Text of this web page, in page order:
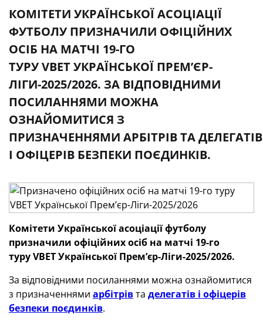
КОМІТЕТИ УКРАЇНСЬКОЇ АСОЦІАЦІЇ
ФУТБОЛУ ПРИЗНАЧИЛИ ОФІЦІЙНИХ
ОСІБ НА МАТЧІ 19-ГО
ТУРУ VBET УКРАЇНСЬКОЇ ПРЕМʼЄР-
ЛІГИ-2025/2026. ЗА ВІДПОВІДНИМИ
ПОСИЛАННЯМИ МОЖНА
ОЗНАЙОМИТИСЯ З
ПРИЗНАЧЕННЯМИ АРБІТРІВ ТА ДЕЛЕГАТІВ
І ОФІЦЕРІВ БЕЗПЕКИ ПОЄДИНКІВ.
Комітети Української асоціації футболу
призначили офіційних осіб на матчі 19-го
туруVBETУкраїнської Премʼєр-Ліги-2025/2026.
За відповідними посиланнями можна ознайомитися
з призначеннями арбітрівта делегатів і офіцерів
безпеки поєдинків.